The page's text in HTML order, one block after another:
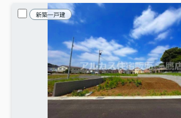
新築一戸建